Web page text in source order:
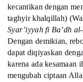
kecantikan dengan
taghyir khalqillah)
Syar’iyyah fi Ba’dh
Dengan demikian,
dapat diqiyaskan
karena ada kesamaan
mengubah ciptaan